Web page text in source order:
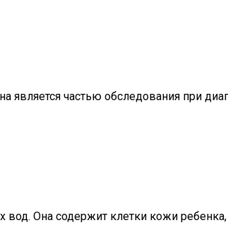
является частью обследования при
Она содержит клетки кожи